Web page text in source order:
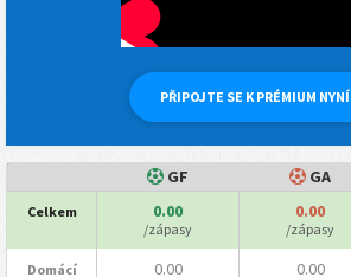
PŘIPOJTE SE K PRÉMIUM NYNÍ
GF GA
Celkem 0.00
/zápasy
0.00
/zápasy
Domácí 0.00 0.00